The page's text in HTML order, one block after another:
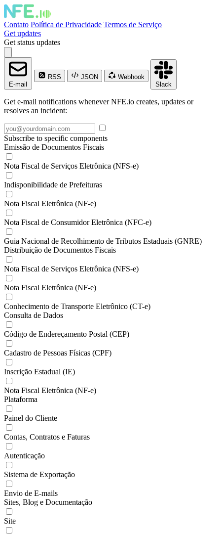
Contato Política de Privacidade Termos de Serviço
Get updates
Get status updates
E-mail
RSS JSON
Webhook
Slack
Get e-mail notifications whenever NFE.io creates, updates or
resolves an incident:
Subscribe to specific components
Emissão de Documentos Fiscais
Nota Fiscal de Serviços Eletrônica (NFS-e)
Indisponibilidade de Prefeituras
Nota Fiscal Eletrônica (NF-e)
Nota Fiscal de Consumidor Eletrônica (NFC-e)
Guia Nacional de Recolhimento de Tributos Estaduais (GNRE)
Distribuição de Documentos Fiscais
Nota Fiscal de Serviços Eletrônica (NFS-e)
Nota Fiscal Eletrônica (NF-e)
Conhecimento de Transporte Eletrônico (CT-e)
Consulta de Dados
Código de Endereçamento Postal (CEP)
Cadastro de Pessoas Físicas (CPF)
Inscrição Estadual (IE)
Nota Fiscal Eletrônica (NF-e)
Plataforma
Painel do Cliente
Contas, Contratos e Faturas
Autenticação
Sistema de Exportação
Envio de E-mails
Sites, Blog e Documentação
Site